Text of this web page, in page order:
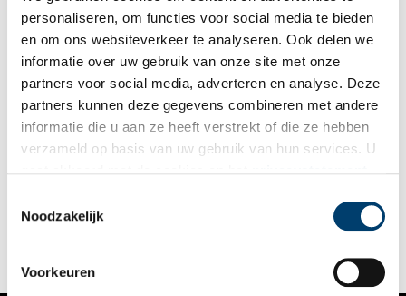
personaliseren, om functies voor social media te bieden
en om ons websiteverkeer te analyseren. Ook delen we
informatie over uw gebruik van onze site met onze
partners voor social media, adverteren en analyse. Deze
partners kunnen deze gegevens combineren met andere
informatie die u aan ze heeft verstrekt of die ze hebben
verzameld op basis van uw gebruik van hun services. U
Noodzakelijk
Voorkeuren
Besmette melk en radioactieve spinazie: Tsjernobyl in
Holland
Op 26 april 1986 voltrok zich één van de grootste nucleaire
Nederland te meten. Er werden verschillende maatregelen
genomen om besmetting te voorkomen.